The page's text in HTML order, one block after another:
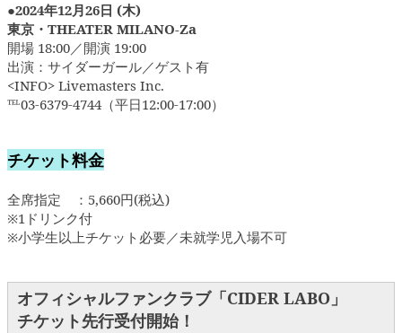
●2024年12月26日 (木)
東京・THEATER MILANO-Za
開場 18:00／開演 19:00
出演：サイダーガール／ゲスト有
<INFO> Livemasters Inc.
℡03-6379-4744（平日12:00-17:00）
チケット料金
全席指定 ：5,660円(税込)
※1ドリンク付
※小学生以上チケット必要／未就学児入場不可
オフィシャルファンクラブ「CIDER LABO」
チケット先行受付開始！